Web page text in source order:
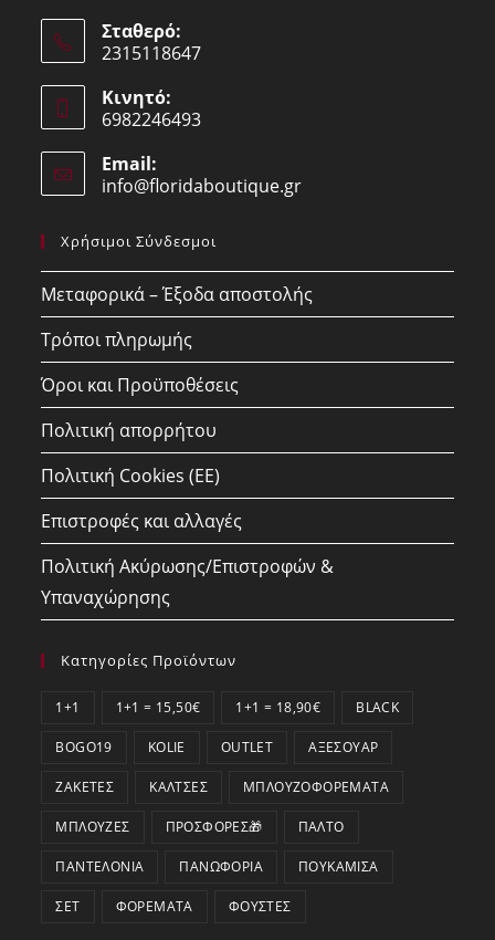
Σταθερό:
2315118647
in
your
application
Κινητό:
6982246493
in
your
Email:
info@floridaboutique.grOpens
Χρήσιμοι Σύνδεσμοι
Μεταφορικά – Έξοδα αποστολής
Τρόποι πληρωμής
Όροι και Προϋποθέσεις
Πολιτική απορρήτου
Πολιτική Cookies (ΕΕ)
Επιστροφές και αλλαγές
Πολιτική Ακύρωσης/Επιστροφών &
Υπαναχώρησης
Κατηγορίες Προϊόντων
1+1 1+1 = 15,50€ 1+1 = 18,90€ BLACK
BOGO19 KOLIE OUTLET ΑΞΕΣΟΥΆΡ
ΖΑΚΈΤΕΣ ΚΆΛΤΣΕΣ ΜΠΛΟΥΖΟΦΟΡΈΜΑΤΑ
ΜΠΛΟΎΖΕΣ ΠΡΟΣΦΟΡΕΣ🎁 ΠΑΛΤΌ
ΠΑΝΤΕΛΌΝΙΑ ΠΑΝΩΦΌΡΙΑ ΠΟΥΚΆΜΙΣΑ
ΣΕΤ ΦΟΡΈΜΑΤΑ ΦΟΎΣΤΕΣ